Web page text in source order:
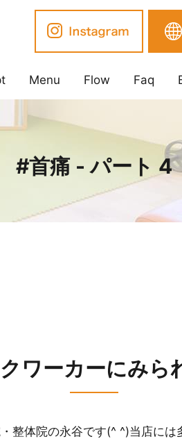
Menu Flow Faq
#首痛 - パート 4
ワーカーにみら
整体院の永谷です(^ ^)当店には